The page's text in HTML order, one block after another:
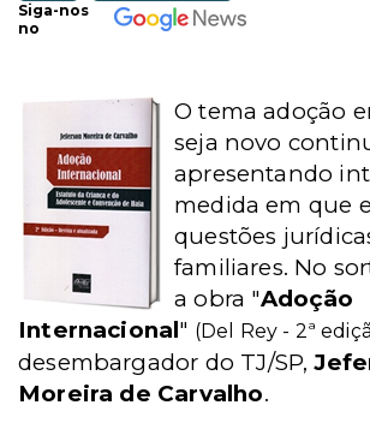
Siga-nos
no
O tema adoção
seja novo
apresentando
medida em que
questões
familiares. No
a obra "Adoção
Internacional" (Del Rey - 2ª
desembargador do TJ/SP,
Moreira de Carvalho.